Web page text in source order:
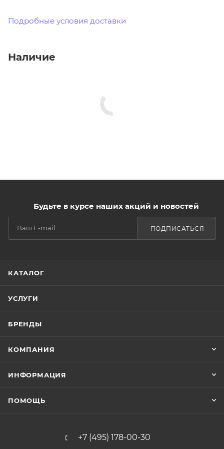
Подробные условия доставки
Наличие
Будьте в курсе наших акций и новостей
ПОДПИСАТЬСЯ
КАТАЛОГ
УСЛУГИ
БРЕНДЫ
КОМПАНИЯ
ИНФОРМАЦИЯ
ПОМОЩЬ
+7 (495) 178-00-30